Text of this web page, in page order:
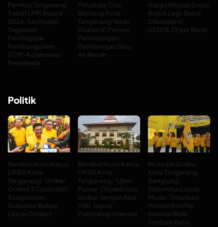
Pemkot Tangerang
Sabet LPM Award
2026, Sachrudin
Tegaskan
Pentingnya
Pembangunan
SDM-Kolaborasi
Pentahelix
Perumda Tirta
Benteng Kota
Tangerang Tebar
Diskon 81 Persen
Pemasangan
Sambungan Baru
Air Bersih
Harga Minyak Dunia
Anjlok Lagi, Brent
Dibanderol
USD78,72 per Barel
Politik
Berebut Kursi Ketua
DPRD Kota
Tangerang: Golkar
Godok 3 Calon dari
8 Legislator,
Suksesor Bebas
Like or Dislike?
Berebut Kursi Ketua
DPRD Kota
Tangerang: ‘Ujian
Panas’ Objektivitas
Golkar Jangan Asal
Pilih, Lepas
Politicking Internal!
Muscam Golkar
Kota Tangerang
Rampung,
Didominasi Anak
Muda: Tekankan
Hindari Konflik
Internal Bidik
Tambah Kursi